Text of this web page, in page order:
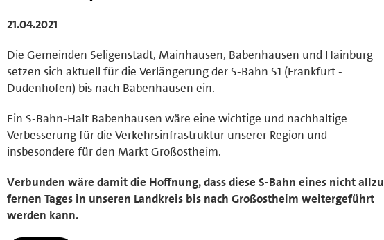
21.04.2021
Die Gemeinden Seligenstadt, Mainhausen, Babenhausen und Hainburg
setzen sich aktuell für die Verlängerung der S-Bahn S1 (Frankfurt -
Dudenhofen) bis nach Babenhausen ein.
Ein S-Bahn-Halt Babenhausen wäre eine wichtige und nachhaltige
Verbesserung für die Verkehrsinfrastruktur unserer Region und
insbesondere für den Markt Großostheim.
Verbunden wäre damit die Hoffnung, dass diese S-Bahn eines nicht allzu
fernen Tages in unseren Landkreis bis nach Großostheim weitergeführt
werden kann.